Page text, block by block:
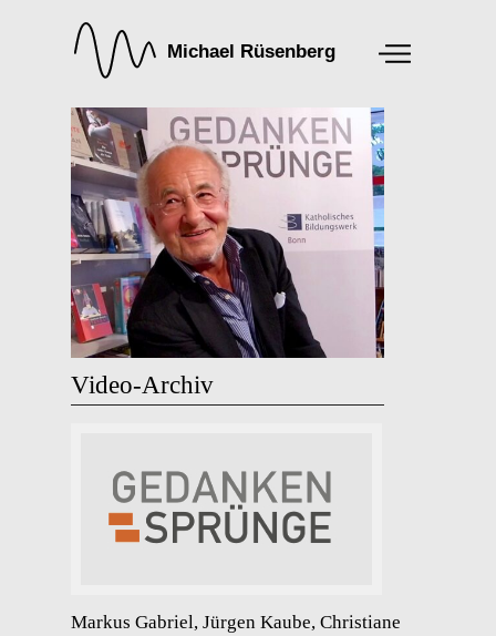
Video-Archiv
Markus Gabriel, Jürgen Kaube, Christiane